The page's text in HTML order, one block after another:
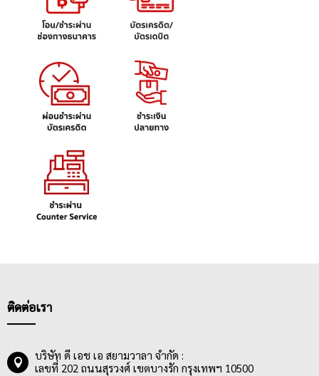
ติดต่อเรา
บริษัท ดี เอช เอ สยามวาลา จำกัด :
เลขที่ 202 ถนนสุรวงศ์ เขตบางรัก กรุงเทพฯ 10500